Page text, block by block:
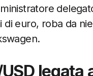
di euro, roba da
legata